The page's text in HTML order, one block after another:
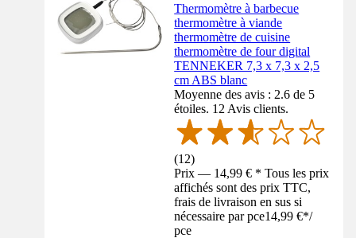
Thermomètre à barbecue
thermomètre à viande
thermomètre de cuisine
thermomètre de four digital
TENNEKER 7,3 x 7,3 x 2,5
cm ABS blanc
Moyenne des avis : 2.6 de 5
étoiles. 12 Avis clients.
(12)
Prix — 14,99 € * Tous les prix
affichés sont des prix TTC,
frais de livraison en sus si
nécessaire par pce14,99 €*/
pce